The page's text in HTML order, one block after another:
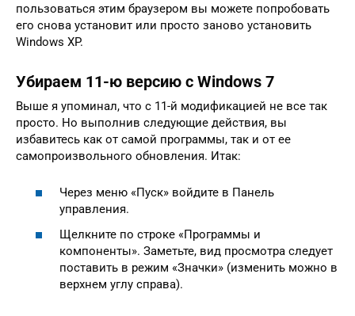
пользоваться этим браузером вы можете попробовать
его снова установит или просто заново установить
Windows XP.
Убираем 11-ю версию с Windows 7
Выше я упоминал, что с 11-й модификацией не все так
просто. Но выполнив следующие действия, вы
избавитесь как от самой программы, так и от ее
самопроизвольного обновления. Итак:
Через меню «Пуск» войдите в Панель
управления.
Щелкните по строке «Программы и
компоненты». Заметьте, вид просмотра следует
поставить в режим «Значки» (изменить можно в
верхнем углу справа).